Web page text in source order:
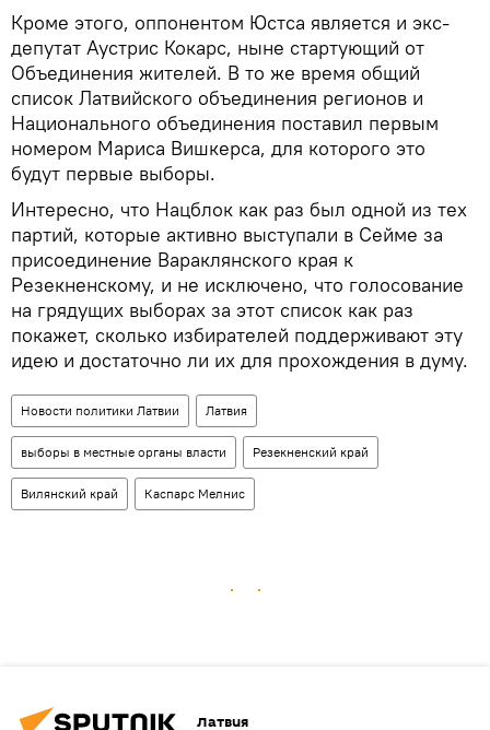
Кроме этого, оппонентом Юстса является и экс-
депутат Аустрис Кокарс, ныне стартующий от
Объединения жителей. В то же время общий
список Латвийского объединения регионов и
Национального объединения поставил первым
номером Мариса Вишкерса, для которого это
будут первые выборы.
Интересно, что Нацблок как раз был одной из тех
партий, которые активно выступали в Сейме за
присоединение Вараклянского края к
Резекненскому, и не исключено, что голосование
на грядущих выборах за этот список как раз
покажет, сколько избирателей поддерживают эту
идею и достаточно ли их для прохождения в думу.
Новости политики Латвии Латвия
выборы в местные органы власти Резекненский край
Вилянский край Каспарс Мелнис
Латвия